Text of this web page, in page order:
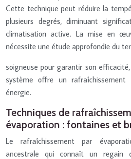
Cette technique peut réduire la
plusieurs degrés, diminuant
climatisation active. La mise en
nécessite une étude approfondie du
soigneuse pour garantir son
système offre un
énergie.
Techniques de
évaporation : fontaines et
Le rafraîchissement par
ancestrale qui connaît un regain